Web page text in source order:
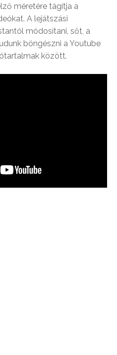
méretére tágítja a
A lejátszási
módosítani, sőt, a
böngészni a Youtube
között.